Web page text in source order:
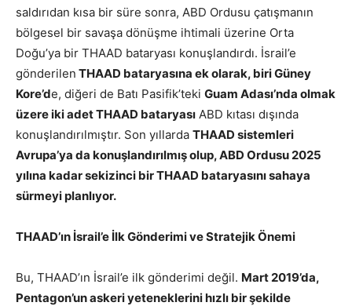
saldırıdan kısa bir süre sonra, ABD Ordusu çatışmanın
bölgesel bir savaşa dönüşme ihtimali üzerine Orta
Doğu’ya bir THAAD bataryası konuşlandırdı. İsrail’e
gönderilen THAAD bataryasına ek olarak, biri Güney
Kore’de, diğeri de Batı Pasifik’teki Guam Adası’nda olmak
üzere iki adet THAAD bataryası ABD kıtası dışında
konuşlandırılmıştır. Son yıllarda THAAD sistemleri
Avrupa’ya da konuşlandırılmış olup, ABD Ordusu 2025
yılına kadar sekizinci bir THAAD bataryasını sahaya
sürmeyi planlıyor.
THAAD’ın İsrail’e İlk Gönderimi ve Stratejik Önemi
Bu, THAAD’ın İsrail’e ilk gönderimi değil. Mart 2019’da,
Pentagon’un askeri yeteneklerini hızlı bir şekilde